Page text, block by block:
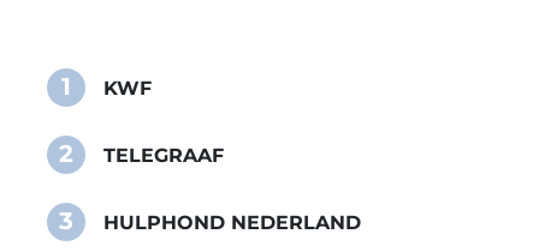
1 KWF
2 TELEGRAAF
3 HULPHOND NEDERLAND